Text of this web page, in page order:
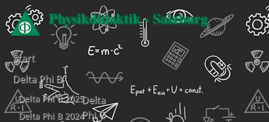
Physikdidaktik - Salzburg
Start
Delta Phi B
Delta Phi B 2025
Delta Phi B 2024
Delta
Phi C